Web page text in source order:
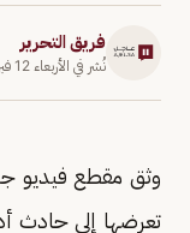
فريق التحرير
نُشر في الأربعاء 12 فبراير 2020
وثق مقطع فيديو
تعرضها إلى حادث